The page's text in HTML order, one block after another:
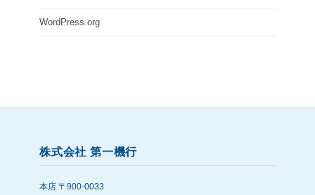
WordPress.org
株式会社 第一機行
本店 〒900-0033